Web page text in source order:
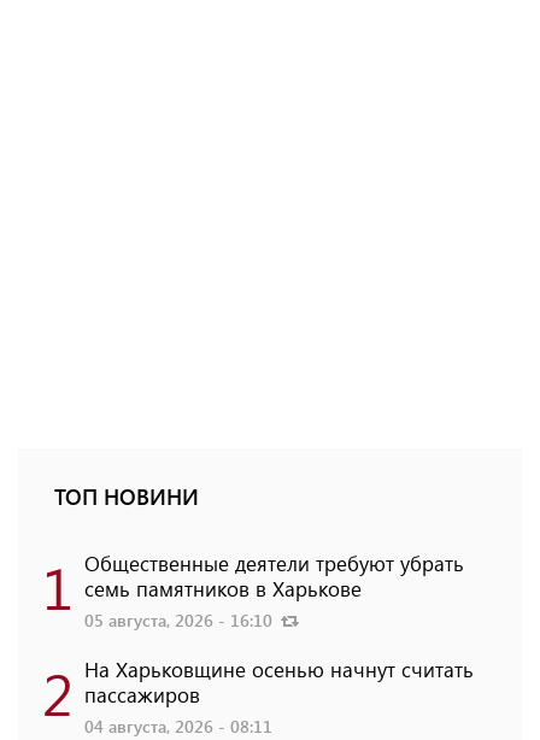
ТОП НОВИНИ
1 Общественные деятели требуют убрать
семь памятников в Харькове
05 августа, 2026 - 16:10
2 На Харьковщине осенью начнут считать
пассажиров
04 августа, 2026 - 08:11